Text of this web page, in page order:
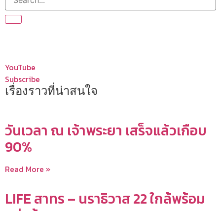
YouTube
Subscribe
เรื่องราวที่น่าสนใจ
วันเวลา ณ เจ้าพระยา เสร็จแล้วเกือบ
90%
Read More »
LIFE สาทร – นราธิวาส 22 ใกล้พร้อม